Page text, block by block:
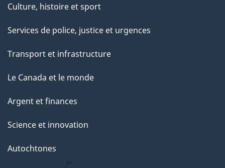
Culture, histoire et sport
Services de police, justice et urgences
Transport et infrastructure
Le Canada et le monde
Argent et finances
Science et innovation
Autochtones